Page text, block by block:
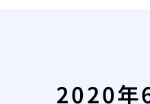
2020年